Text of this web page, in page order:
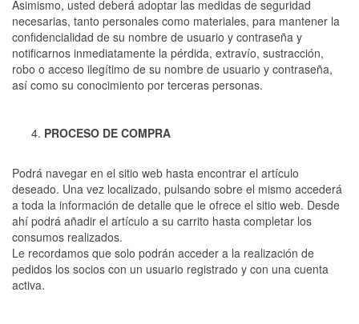
Asimismo, usted deberá adoptar las medidas de seguridad
necesarias, tanto personales como materiales, para mantener la
confidencialidad de su nombre de usuario y contraseña y
notificarnos inmediatamente la pérdida, extravío, sustracción,
robo o acceso ilegítimo de su nombre de usuario y contraseña,
así como su conocimiento por terceras personas.
PROCESO DE COMPRA
Podrá navegar en el sitio web hasta encontrar el artículo
deseado. Una vez localizado, pulsando sobre el mismo accederá
a toda la información de detalle que le ofrece el sitio web. Desde
ahí podrá añadir el artículo a su carrito hasta completar los
consumos realizados.
Le recordamos que solo podrán acceder a la realización de
pedidos los socios con un usuario registrado y con una cuenta
activa.